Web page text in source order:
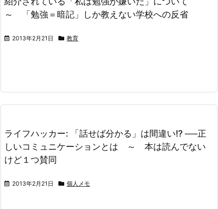
～ 「勉強＝暗記」しか教えない学校への反省
2013年2月21日 教育
ライフハッカー: 「話せば分かる」は間違い!? ──正
しいコミュニケーションとは ～ 本は読んでない
けど１つ賛同
2013年2月21日 個人メモ